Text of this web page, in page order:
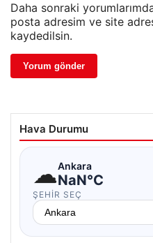
Daha sonraki
posta adresim ve site
kaydedilsin.
Hava Durumu
☁Ankara
NaN°C
ŞEHIR SEÇ